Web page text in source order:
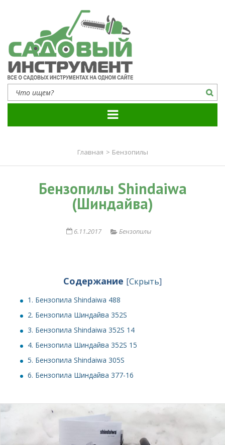
Садовый инструмент
Все о садовых инструментах на одном сайте
Главная > Бензопилы
Бензопилы Shindaiwa
(Шиндайва)
6.11.2017 Бензопилы
Содержание [Скрыть]
1. Бензопила Shindaiwa 488
2. Бензопила Шиндайва 352S
3. Бензопила Shindaiwa 352S 14
4. Бензопила Шиндайва 352S 15
5. Бензопила Shindaiwa 305S
6. Бензопила Шиндайва 377-16